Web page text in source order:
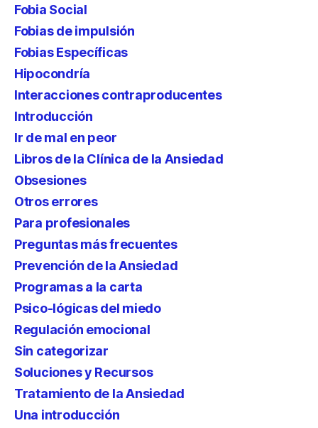
Fobia Social
Fobias de impulsión
Fobias Específicas
Hipocondría
Interacciones contraproducentes
Introducción
Ir de mal en peor
Libros de la Clínica de la Ansiedad
Obsesiones
Otros errores
Para profesionales
Preguntas más frecuentes
Prevención de la Ansiedad
Programas a la carta
Psico-lógicas del miedo
Regulación emocional
Sin categorizar
Soluciones y Recursos
Tratamiento de la Ansiedad
Una introducción